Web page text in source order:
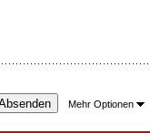
Mehr Optionen